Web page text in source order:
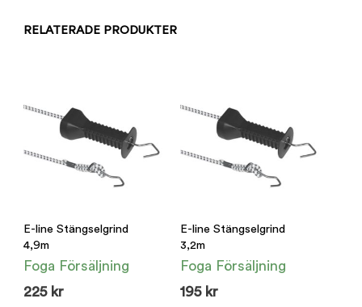
RELATERADE PRODUKTER
E-line Stängselgrind
4,9m
Foga Försäljning
225 kr
E-line Stängselgrind
3,2m
Foga Försäljning
195 kr